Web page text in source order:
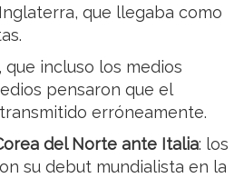
que llegaba como
incluso los medios
pensaron que el
erróneamente.
del Norte ante Italia: los
su debut mundialista en la